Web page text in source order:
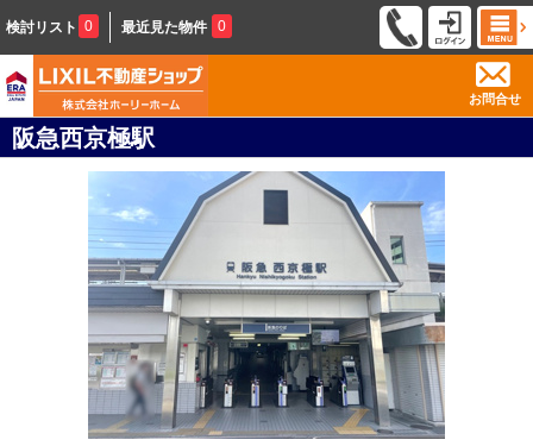
検討リスト 0 最近見た物件 0
お問合せ
阪急西京極駅